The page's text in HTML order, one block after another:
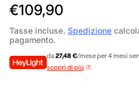
P
r
e
z
€109,90
Tasse incluse. Spedizione
pagamento.
da27,48 €/mese per 4 mesi
scopri di più